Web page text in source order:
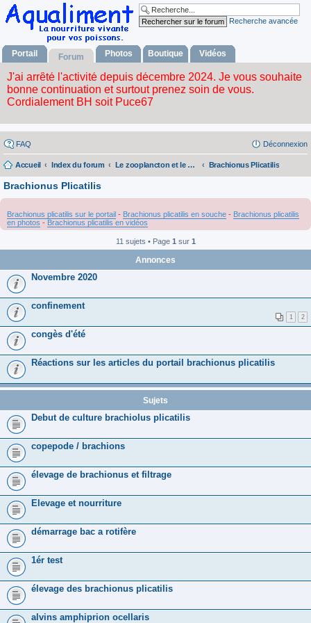
Recherche avancée
Portail Forum Photos Boutique Vidéos
FAQ Déconnexion
Accueil Index du forum Le zooplancton et le phytoplancton Brachionus Plicatilis
Brachionus Plicatilis
Brachionus plicatilis sur le portail - Brachionus plicatilis en souche - Brachionus plicatilis
en photos - Brachionus plicatilis en vidéos
11 sujets • Page 1 sur 1
Annonces
Novembre 2020
confinement
1 2
congès d'été
Réactions sur les articles du portail brachionus plicatilis
Sujets
Debut de culture brachiolus plicatilis
copepode / brachions
élevage de brachionus et filtrage
Elevage et nourriture
démarrage bac a rotifère
1ér test
élevage des brachionus plicatilis
alvins amphiprion ocellaris